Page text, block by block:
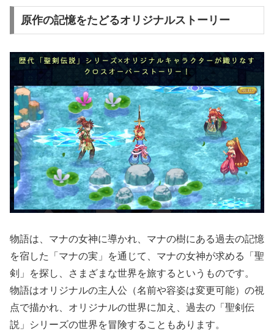
原作の記憶をたどるオリジナルストーリー
物語は、マナの女神に導かれ、マナの樹にある過去の記憶
を宿した「マナの実」を通じて、マナの女神が求める「聖
剣」を探し、さまざまな世界を旅するというものです。
物語はオリジナルの主人公（名前や容姿は変更可能）の視
点で描かれ、オリジナルの世界に加え、過去の「聖剣伝
説」シリーズの世界を冒険することもあります。